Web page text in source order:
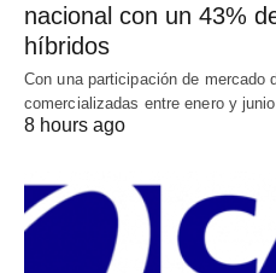
nacional con un 43%
híbridos
Con una participación de mercado
comercializadas entre enero y
8 hours ago